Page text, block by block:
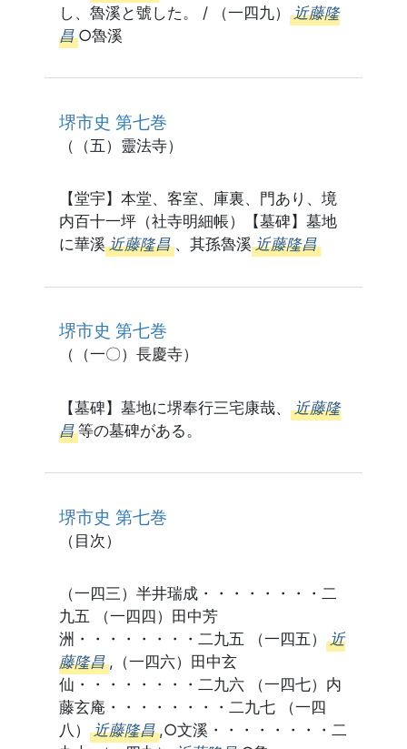
し、魯溪と號した。 / （一四九） 近藤隆
昌 ○魯溪
堺市史 第七巻
（（五）靈法寺）
【堂宇】本堂、客室、庫裏、門あり、境
内百十一坪（社寺明細帳）【墓碑】墓地
に華溪 近藤隆昌 、其孫魯溪 近藤隆昌
堺市史 第七巻
（（一〇）長慶寺）
【墓碑】墓地に堺奉行三宅康哉、 近藤隆
昌 等の墓碑がある。
堺市史 第七巻
（目次）
（一四三）半井瑞成・・・・・・・・二
九五 （一四四）田中芳
洲・・・・・・・・二九五 （一四五） 近
藤隆昌 ,（一四六）田中玄
仙・・・・・・・・二九六 （一四七）内
藤玄庵・・・・・・・・二九七 （一四
八） 近藤隆昌 ,○文溪・・・・・・・・二